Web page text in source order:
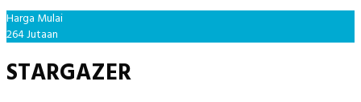
Harga Mulai
264 Jutaan
STARGAZER